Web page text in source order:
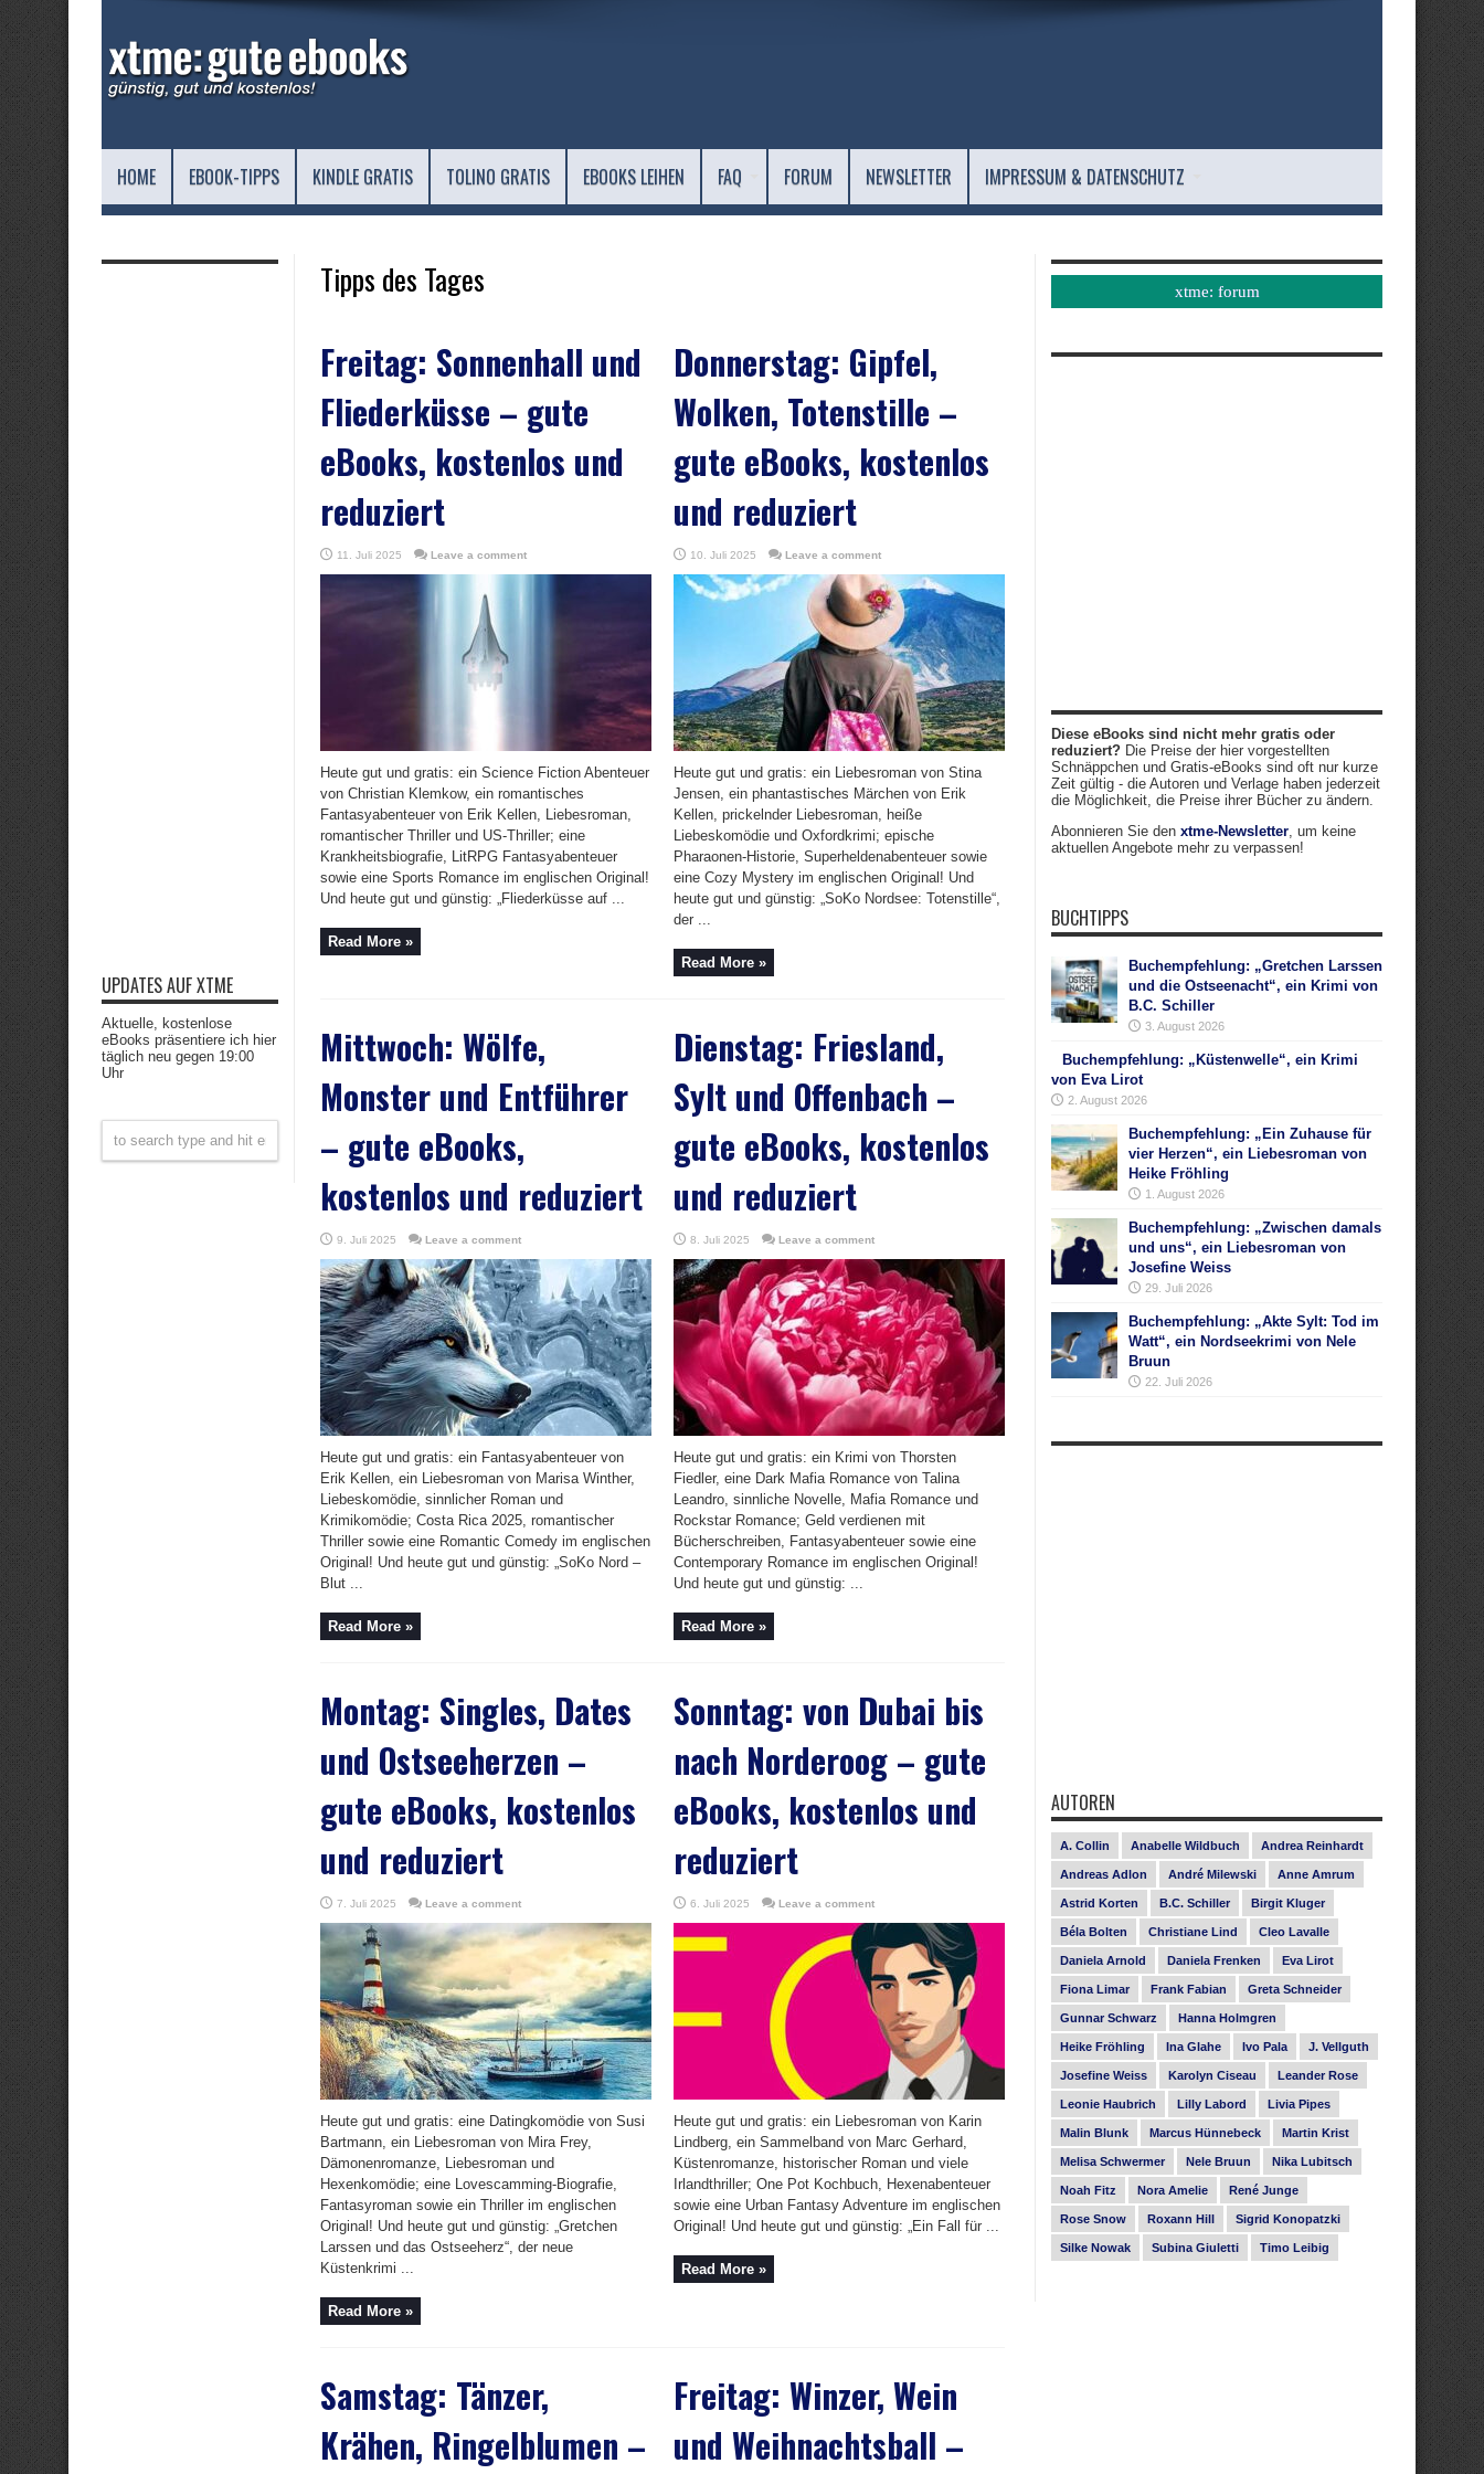
HOME EBOOK-TIPPS KINDLE GRATIS TOLINO GRATIS EBOOKS LEIHEN FAQ FORUM NEWSLETTER IMPRESSUM & DATENSCHUTZ
Tipps des Tages
Freitag: Sonnenhall und
Fliederküsse – gute
eBooks, kostenlos und
reduziert
11. Juli 2025 Leave a comment
Heute gut und gratis: ein Science Fiction Abenteuer
von Christian Klemkow, ein romantisches
Fantasyabenteuer von Erik Kellen, Liebesroman,
romantischer Thriller und US-Thriller; eine
Krankheitsbiografie, LitRPG Fantasyabenteuer
sowie eine Sports Romance im englischen Original!
Und heute gut und günstig: „Fliederküsse auf ...
Read More »
Donnerstag: Gipfel,
Wolken, Totenstille –
gute eBooks, kostenlos
und reduziert
10. Juli 2025 Leave a comment
Heute gut und gratis: ein Liebesroman von Stina
Jensen, ein phantastisches Märchen von Erik
Kellen, prickelnder Liebesroman, heiße
Liebeskomödie und Oxfordkrimi; epische
Pharaonen-Historie, Superheldenabenteuer sowie
eine Cozy Mystery im englischen Original! Und
heute gut und günstig: „SoKo Nordsee: Totenstille“,
der ...
Read More »
Mittwoch: Wölfe,
Monster und Entführer
– gute eBooks,
kostenlos und reduziert
9. Juli 2025 Leave a comment
Heute gut und gratis: ein Fantasyabenteuer von
Erik Kellen, ein Liebesroman von Marisa Winther,
Liebeskomödie, sinnlicher Roman und
Krimikomödie; Costa Rica 2025, romantischer
Thriller sowie eine Romantic Comedy im englischen
Original! Und heute gut und günstig: „SoKo Nord –
Blut ...
Read More »
Dienstag: Friesland,
Sylt und Offenbach –
gute eBooks, kostenlos
und reduziert
8. Juli 2025 Leave a comment
Heute gut und gratis: ein Krimi von Thorsten
Fiedler, eine Dark Mafia Romance von Talina
Leandro, sinnliche Novelle, Mafia Romance und
Rockstar Romance; Geld verdienen mit
Bücherschreiben, Fantasyabenteuer sowie eine
Contemporary Romance im englischen Original!
Und heute gut und günstig: ...
Read More »
Montag: Singles, Dates
und Ostseeherzen –
gute eBooks, kostenlos
und reduziert
7. Juli 2025 Leave a comment
Heute gut und gratis: eine Datingkomödie von Susi
Bartmann, ein Liebesroman von Mira Frey,
Dämonenromanze, Liebesroman und
Hexenkomödie; eine Lovescamming-Biografie,
Fantasyroman sowie ein Thriller im englischen
Original! Und heute gut und günstig: „Gretchen
Larssen und das Ostseeherz“, der neue
Küstenkrimi ...
Read More »
Sonntag: von Dubai bis
nach Norderoog – gute
eBooks, kostenlos und
reduziert
6. Juli 2025 Leave a comment
Heute gut und gratis: ein Liebesroman von Karin
Lindberg, ein Sammelband von Marc Gerhard,
Küstenromanze, historischer Roman und viele
Irlandthriller; One Pot Kochbuch, Hexenabenteuer
sowie eine Urban Fantasy Adventure im englischen
Original! Und heute gut und günstig: „Ein Fall für ...
Read More »
Samstag: Tänzer,
Krähen, Ringelblumen –
Freitag: Winzer, Wein
und Weihnachtsball –
UPDATES AUF XTME
Aktuelle, kostenlose
eBooks präsentiere ich hier
täglich neu gegen 19:00
Uhr
xtme: forum
Diese eBooks sind nicht mehr gratis oder
reduziert? Die Preise der hier vorgestellten
Schnäppchen und Gratis-eBooks sind oft nur kurze
Zeit gültig - die Autoren und Verlage haben jederzeit
die Möglichkeit, die Preise ihrer Bücher zu ändern.
Abonnieren Sie den xtme-Newsletter, um keine
aktuellen Angebote mehr zu verpassen!
BUCHTIPPS
Buchempfehlung: „Gretchen Larssen
und die Ostseenacht“, ein Krimi von
B.C. Schiller
3. August 2026
Buchempfehlung: „Küstenwelle“, ein Krimi
von Eva Lirot
2. August 2026
Buchempfehlung: „Ein Zuhause für
vier Herzen“, ein Liebesroman von
Heike Fröhling
1. August 2026
Buchempfehlung: „Zwischen damals
und uns“, ein Liebesroman von
Josefine Weiss
29. Juli 2026
Buchempfehlung: „Akte Sylt: Tod im
Watt“, ein Nordseekrimi von Nele
Bruun
22. Juli 2026
AUTOREN
A. Collin Anabelle Wildbuch Andrea Reinhardt
Andreas Adlon André Milewski Anne Amrum
Astrid Korten B.C. Schiller Birgit Kluger
Béla Bolten Christiane Lind Cleo Lavalle
Daniela Arnold Daniela Frenken Eva Lirot
Fiona Limar Frank Fabian Greta Schneider
Gunnar Schwarz Hanna Holmgren
Heike Fröhling Ina Glahe Ivo Pala J. Vellguth
Josefine Weiss Karolyn Ciseau Leander Rose
Leonie Haubrich Lilly Labord Livia Pipes
Malin Blunk Marcus Hünnebeck Martin Krist
Melisa Schwermer Nele Bruun Nika Lubitsch
Noah Fitz Nora Amelie René Junge
Rose Snow Roxann Hill Sigrid Konopatzki
Silke Nowak Subina Giuletti Timo Leibig